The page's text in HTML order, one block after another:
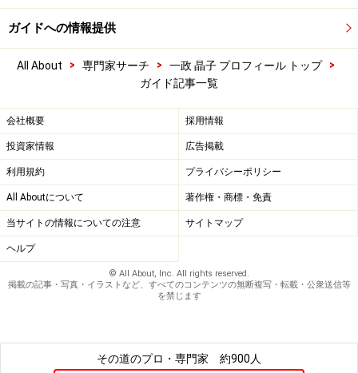
ガイドへの情報提供
All About > 専門家サーチ > 一政 晶子 プロフィール トップ
>
ガイド記事一覧
会社概要 採用情報
投資家情報 広告掲載
利用規約 プライバシーポリシー
All Aboutについて 著作権・商標・免責
当サイトの情報についての注意 サイトマップ
ヘルプ
© All About, Inc. All rights reserved.
掲載の記事・写真・イラストなど、すべてのコンテンツの無断複写・転載・公衆送信等
を禁じます
その道のプロ・専門家 約900人